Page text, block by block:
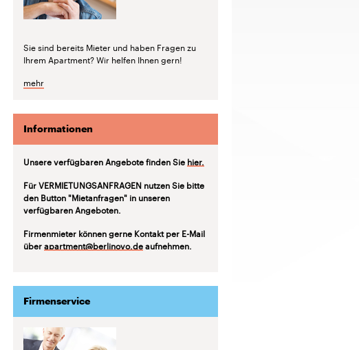
Sie sind bereits Mieter und haben Fragen zu
Ihrem Apartment? Wir helfen Ihnen gern!
mehr
Informationen
Unsere verfügbaren Angebote finden Sie hier.
Für VERMIETUNGSANFRAGEN nutzen Sie bitte
den Button "Mietanfragen" in unseren
verfügbaren Angeboten.
Firmenmieter können gerne Kontakt per E-Mail
überapartment@berlinovo.deaufnehmen.
Firmenservice